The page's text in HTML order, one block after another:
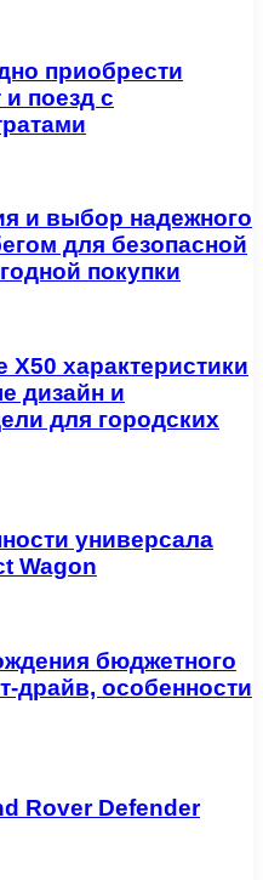
приобрести
поезд с
и выбор надежного
для безопасной
покупки
характеристики
дизайн и
для городских
универсала
Wagon
бюджетного
драйв, особенности
Rover Defender